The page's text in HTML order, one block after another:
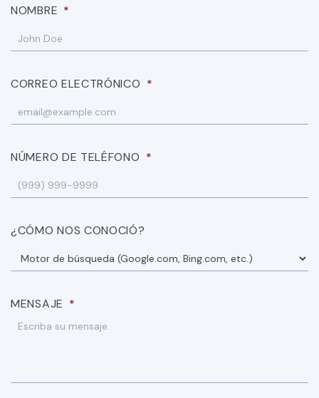
NOMBRE *
CORREO ELECTRÓNICO *
NÚMERO DE TELÉFONO *
¿CÓMO NOS CONOCIÓ?
MENSAJE *